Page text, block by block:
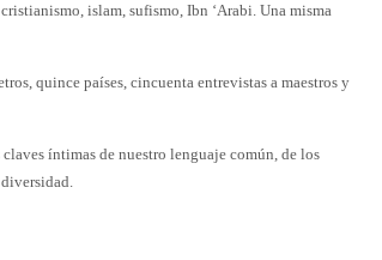
islam, sufismo, Ibn ‘Arabi. Una misma
quince países, cincuenta entrevistas a maestros y
íntimas de nuestro lenguaje común, de los